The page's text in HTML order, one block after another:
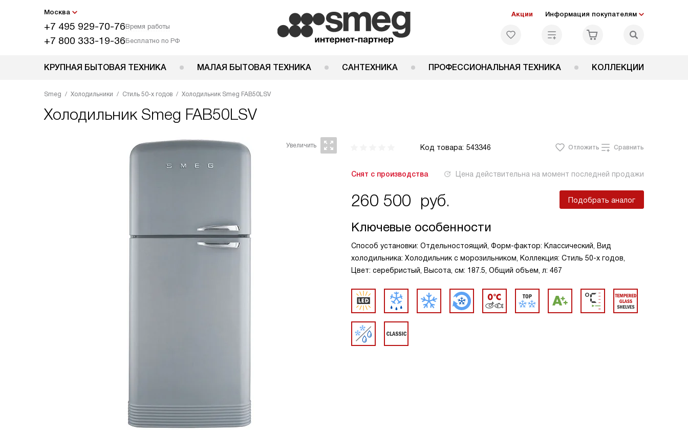
Москва
+7 495 929-70-76Время работы
+7 800 333-19-36Бесплатно по РФ
Акции Информация покупателям
КРУПНАЯ БЫТОВАЯ ТЕХНИКА МАЛАЯ БЫТОВАЯ ТЕХНИКА САНТЕХНИКА ПРОФЕССИОНАЛЬНАЯ ТЕХНИКА КОЛЛЕКЦИИ
Smeg Холодильники Стиль 50-х годов Холодильник Smeg FAB50LSV
Холодильник Smeg FAB50LSV
Код товара: 543346 Отложить Сравнить
Снят с производства Цена действительна на момент последней продажи
260 500 руб. Подобрать аналог
Ключевые особенности
Способ установки: Отдельностоящий, Форм-фактор: Классический, Вид
холодильника: Холодильник с морозильником, Коллекция: Стиль 50-х годов,
Цвет: серебристый, Высота, см: 187.5, Общий объем, л: 467